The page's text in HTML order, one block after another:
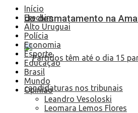
do desmatamento na
Início
Erechim
Alto Uruguai
Polícia
Economia
Esporte
Educação
Brasil
Mundo
Opinião
Leandro Vesoloski
Leomara Lemos Flores